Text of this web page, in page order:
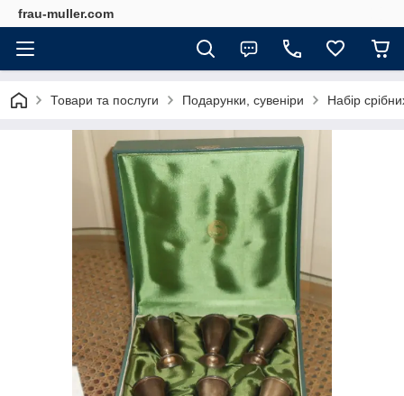
frau-muller.com
Товари та послуги Подарунки, сувеніри Набір